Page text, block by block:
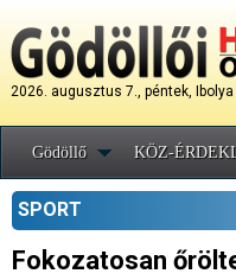
2026. augusztus 7., péntek, Ibolya
Gödöllő KÖZ-
SPORT
Fokozatosan